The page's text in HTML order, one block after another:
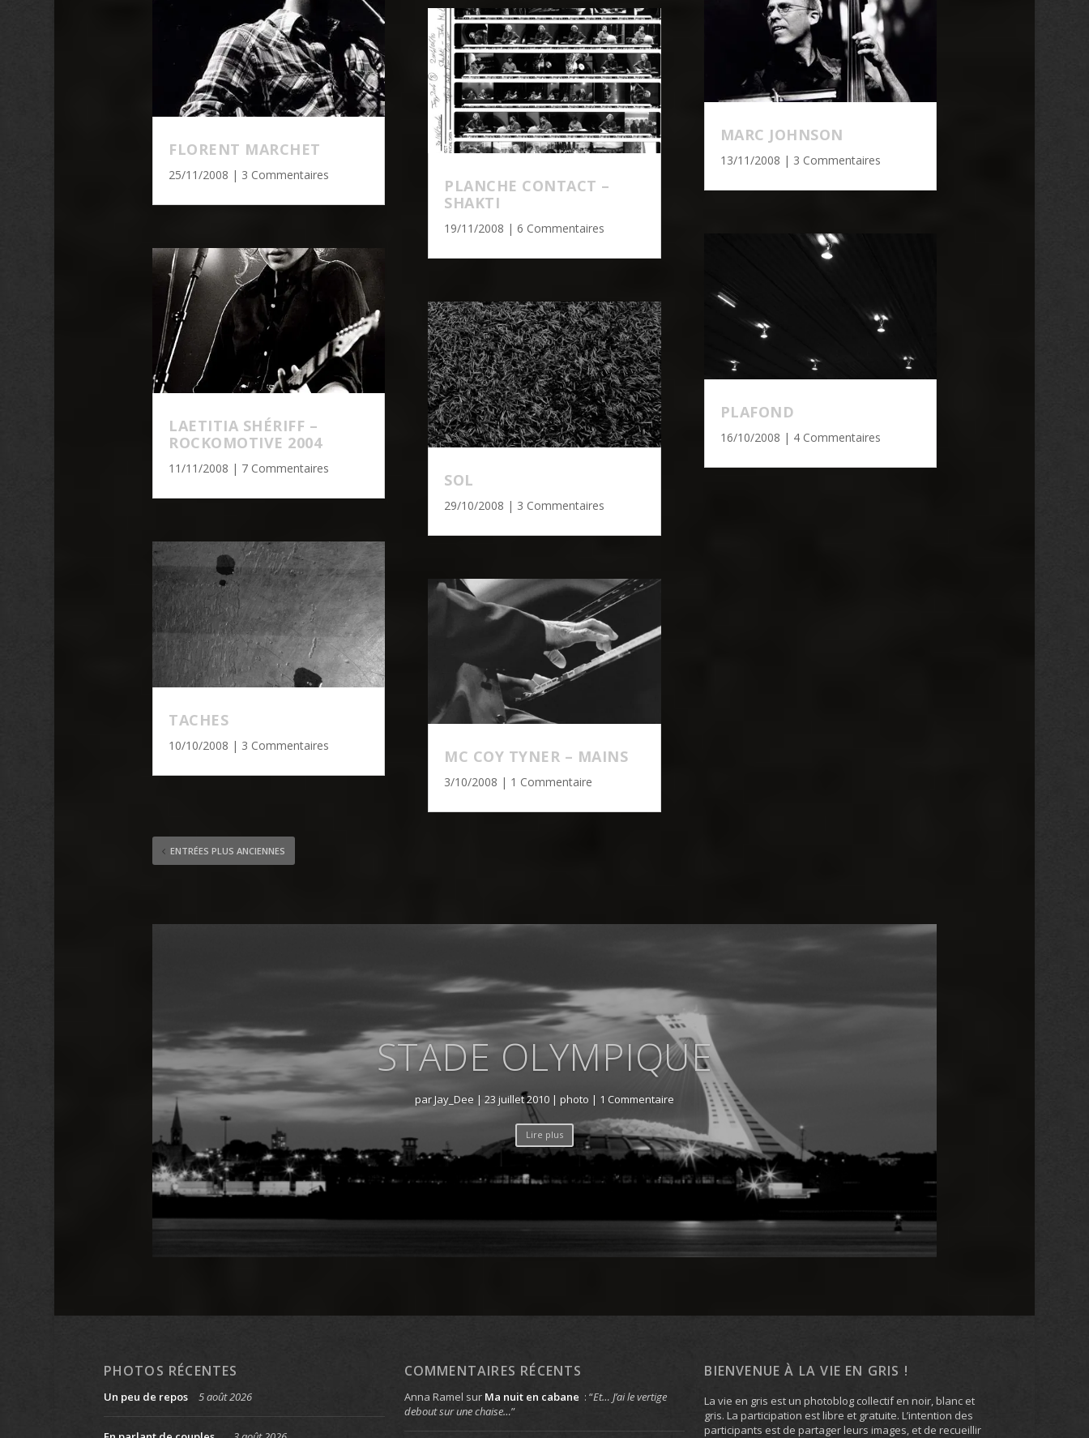
FLORENT MARCHET
25/11/2008 | 3 Commentaires
LAETITIA SHÉRIFF –
ROCKOMOTIVE 2004
11/11/2008 | 7 Commentaires
TACHES
10/10/2008 | 3 Commentaires
PLANCHE CONTACT –
SHAKTI
19/11/2008 | 6 Commentaires
SOL
29/10/2008 | 3 Commentaires
MC COY TYNER – MAINS
3/10/2008 | 1 Commentaire
MARC JOHNSON
13/11/2008 | 3 Commentaires
PLAFOND
16/10/2008 | 4 Commentaires
ENTRÉES PLUS ANCIENNES
STADE OLYMPIQUE
parJay_Dee | 23 juillet 2010| photo | 1 Commentaire
Lire plus
PHOTOS RÉCENTES
Un peu de repos 5 août 2026
COMMENTAIRES RÉCENTS
Anna Ramel sur Ma nuit en cabane : “Et… J’ai le vertige
debout sur une chaise…”
BIENVENUE À LA VIE EN GRIS !
La vie en gris est un photoblog collectif en noir, blanc et
gris. La participation est libre et gratuite. L’intention des
participants est de partager leurs images, et de recueillir